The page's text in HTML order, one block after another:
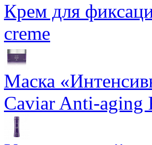
Крем для
creme
Маска
Caviar Anti-aging